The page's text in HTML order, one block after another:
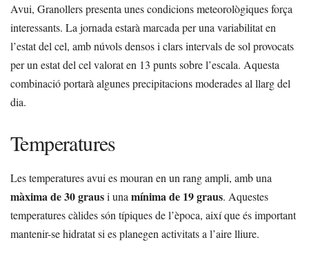
Avui, Granollers presenta unes condicions meteorològiques força
interessants. La jornada estarà marcada per una variabilitat en
l’estat del cel, amb núvols densos i clars intervals de sol provocats
per un estat del cel valorat en 13 punts sobre l’escala. Aquesta
combinació portarà algunes precipitacions moderades al llarg del
dia.
Temperatures
Les temperatures avui es mouran en un rang ampli, amb una
màxima de 30 grausi unamínima de 19 graus. Aquestes
temperatures càlides són típiques de l’època, així que és important
mantenir-se hidratat si es planegen activitats a l’aire lliure.